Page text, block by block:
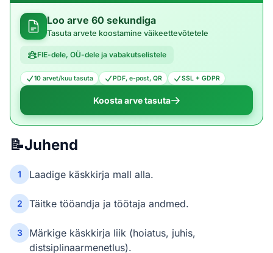
Loo arve 60 sekundiga
Tasuta arvete koostamine väikeettevõtetele
FIE-dele, OÜ-dele ja vabakutselistele
10 arvet/kuu tasuta PDF, e-post, QR SSL + GDPR
Koosta arve tasuta
📝Juhend
1 Laadige käskkirja mall alla.
2 Täitke tööandja ja töötaja andmed.
3
Märkige käskkirja liik (hoiatus, juhis,
distsiplinaarmenetlus).